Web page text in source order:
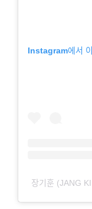
Instagram에서 이
장기훈 (JANG